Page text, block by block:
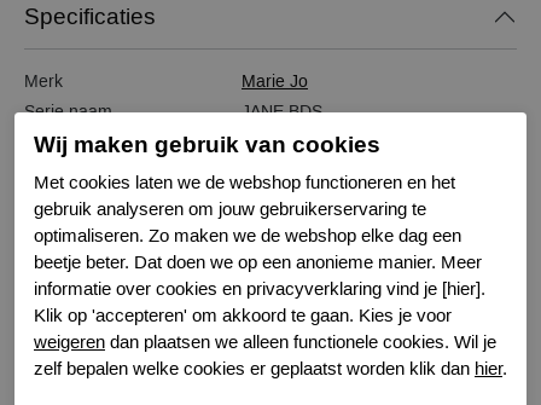
Specificaties
Merk
Marie Jo
Serie naam
JANE BDS
Leveranciercode
0501336
Bestelcode
634103603
Kleur
Huid
Wasvoorschrift
30 graden machinewas
Model
Taille
Kenmerk
Katoenen kruisje
Kenmerk
Bewuste Keuze!
Wij maken gebruik van cookies
Met cookies laten we de webshop functioneren en het
gebruik analyseren om jouw gebruikerservaring te
optimaliseren. Zo maken we de webshop elke dag een
beetje beter. Dat doen we op een anonieme manier. Meer
informatie over cookies en privacyverklaring vind je [hier].
Klik op 'accepteren' om akkoord te gaan. Kies je voor
weigeren dan plaatsen we alleen functionele cookies. Wil je
zelf bepalen welke cookies er geplaatst worden klik dan hier.